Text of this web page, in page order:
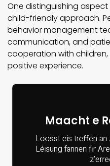
One distinguishing
child-friendly approach.
behavior management
communication, and
cooperation with
positive experience.
Maacht e
Loosst eis treffen
Léisung fannen fir